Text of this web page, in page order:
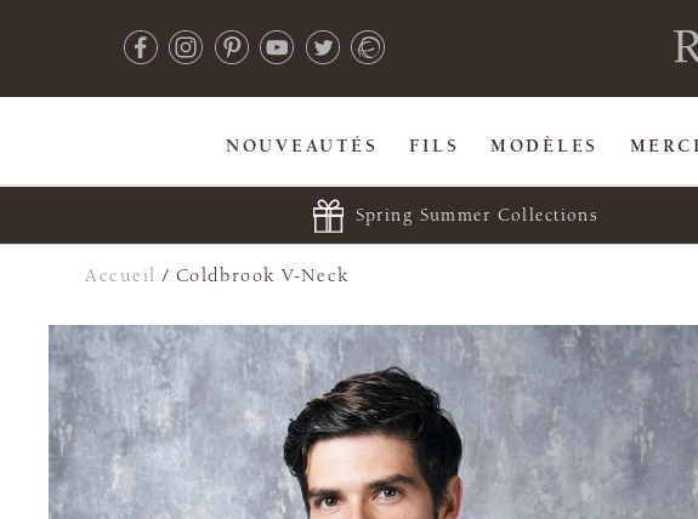
NOUVEAUTÉS FILS MODÈLES
Spring Summer Collections
Accueil / Coldbrook V-Neck